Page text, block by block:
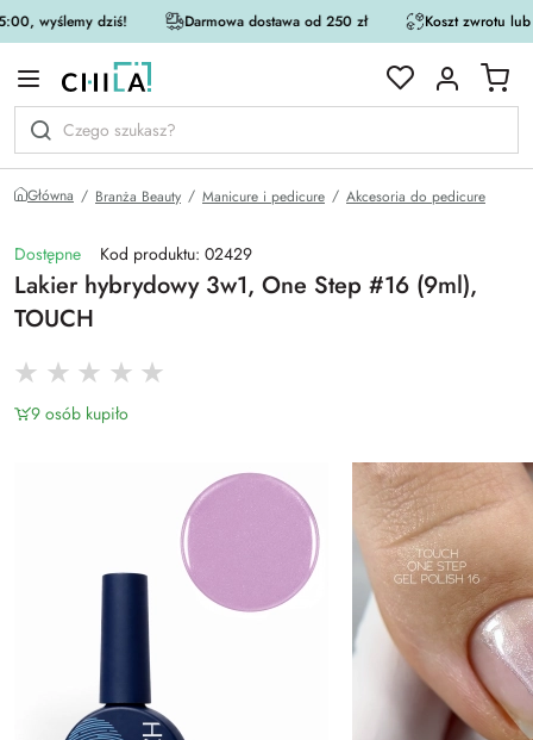
wyślemy dziś! Darmowa dostawa od 250 zł Koszt zwrotu
Główna Branża Beauty Manicure i pedicure Akcesoria do pedicure
Dostępne Kod produktu: 02429
Lakier hybrydowy 3w1, One Step #16 (9ml),
TOUCH
9 osób kupiło